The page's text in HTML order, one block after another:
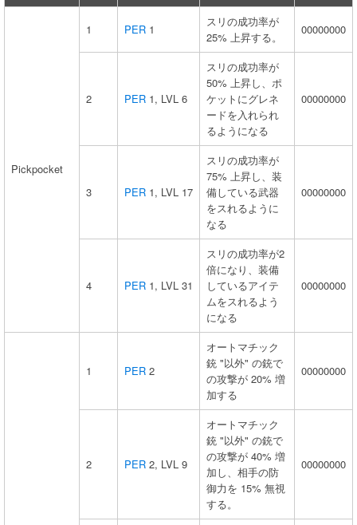
Pickpocket
1 PER 1
スリの成功率が
25% 上昇する。
00000000
2 PER 1, LVL 6
スリの成功率が
50% 上昇し、ポ
ケットにグレネ
ードを入れられ
るようになる
00000000
3 PER 1, LVL 17
スリの成功率が
75% 上昇し、装
備している武器
をスれるように
なる
00000000
4 PER 1, LVL 31
スリの成功率が2
倍になり、装備
しているアイテ
ムをスれるよう
になる
00000000
1 PER 2
オートマチック
銃 "以外" の銃で
の攻撃が 20% 増
加する
00000000
2 PER 2, LVL 9
オートマチック
銃 "以外" の銃で
の攻撃が 40% 増
加し、相手の防
御力を 15% 無視
する。
00000000